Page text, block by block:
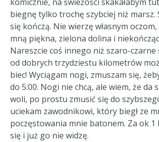
biegnę tylko trochę szybciej niż marsz.
się kończą. Nie wierzę własnym
mną piękna, zielona dolina i
Nareszcie coś innego niż szaro-czarne
od dobrych trzydziestu kilometrów
biec! Wyciągam nogi, zmuszam się,
do 5:00. Nogi nie chcą, ale wiem, że da
woli, po prostu zmusić się do
uciekam zawodnikowi, który biegł ze
poczęstowania mnie batonem. Za ok 1
się i już go nie widzę.